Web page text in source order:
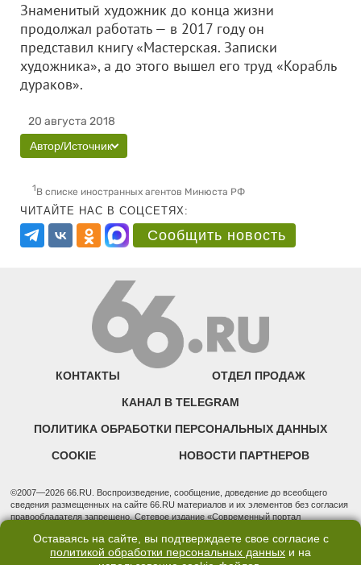
Знаменитый художник до конца жизни
продолжал работать — в 2017 году он
представил книгу «Мастерская. Записки
художника», а до этого вышел его труд «Корабль
дураков».
20 августа 2018
Автор/Источник
1В списке иностранных агентов Минюста РФ
ЧИТАЙТЕ НАС В СОЦСЕТЯХ:
Сообщить новость
КОНТАКТЫ ОТДЕЛ ПРОДАЖ
КАНАЛ В TELEGRAM
ПОЛИТИКА ОБРАБОТКИ ПЕРСОНАЛЬНЫХ ДАННЫХ
COOKIE НОВОСТИ ПАРТНЕРОВ
©2007—2026 66.RU. Воспроизведение, сообщение, доведение до всеобщего
сведения размещенных на сайте 66.RU материалов и их элементов без согласия
правообладателя запрещено. Сетевое издание «Современный портал
надзору в сфере связи, информационных технологий и массовых коммуникаций
(Роскомнадзор). Регистрационный номер ЭЛ № ФС 77 - 76634 от 02.09.2019
Оставаясь на сайте, вы подтверждаете свое согласие с
политикой обработки персональных данных и на